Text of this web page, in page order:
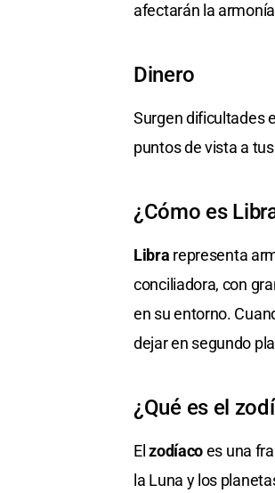
afectarán la
Dinero
Surgen dificultades
puntos de vista a
¿Cómo es
Libra representa
conciliadora, con
en su entorno.
dejar en segundo
¿Qué es el
Elzodíacoes una
la Luna y los